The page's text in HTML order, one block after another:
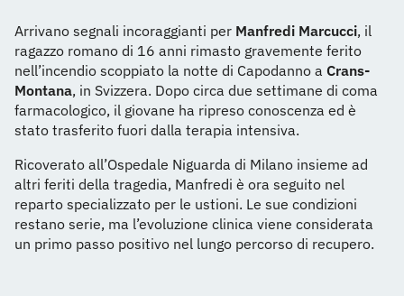
Arrivano segnali incoraggianti per Manfredi Marcucci, il
ragazzo romano di 16 anni rimasto gravemente ferito
nell’incendio scoppiato la notte di Capodanno a Crans-
Montana, in Svizzera. Dopo circa due settimane di coma
farmacologico, il giovane ha ripreso conoscenza ed è
stato trasferito fuori dalla terapia intensiva.
Ricoverato all’Ospedale Niguarda di Milano insieme ad
altri feriti della tragedia, Manfredi è ora seguito nel
reparto specializzato per le ustioni. Le sue condizioni
restano serie, ma l’evoluzione clinica viene considerata
un primo passo positivo nel lungo percorso di recupero.